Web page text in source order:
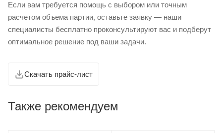
Если вам требуется помощь с выбором или точным
расчетом объема партии, оставьте заявку — наши
специалисты бесплатно проконсультируют вас и подберут
оптимальное решение под ваши задачи.
Скачать прайс-лист
Также рекомендуем